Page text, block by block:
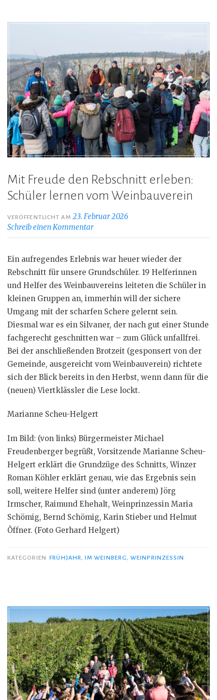
Mit Freude den Rebschnitt erleben:
Schüler lernen vom Weinbauverein
VERÖFFENTLICHT AM23. Februar 2026
Schreib einen Kommentar
Ein aufregendes Erlebnis war heuer wieder der
Rebschnitt für unsere Grundschüler. 19 Helferinnen
und Helfer des Weinbauvereins leiteten die Schüler in
kleinen Gruppen an, immerhin will der sichere
Umgang mit der scharfen Schere gelernt sein.
Diesmal war es ein Silvaner, der nach gut einer Stunde
fachgerecht geschnitten war – zum Glück unfallfrei.
Bei der anschließenden Brotzeit (gesponsert von der
Gemeinde, ausgereicht vom Weinbauverein) richtete
sich der Blick bereits in den Herbst, wenn dann für die
(neuen) Viertklässler die Lese lockt.
Marianne Scheu-Helgert
Im Bild: (von links) Bürgermeister Michael
Freudenberger begrüßt, Vorsitzende Marianne Scheu-
Helgert erklärt die Grundzüge des Schnitts, Winzer
Roman Köhler erklärt genau, wie das Ergebnis sein
soll, weitere Helfer sind (unter anderem) Jörg
Irmscher, Raimund Ehehalt, Weinprinzessin Maria
Schömig, Bernd Schömig, Karin Stieber und Helmut
Öffner. (Foto Gerhard Helgert)
KATEGORIEN FRÜHJAHR,IM WEINBERG,WEINPRINZESSIN